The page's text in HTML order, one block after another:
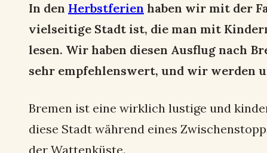
In den Herbstferien haben wir mit der
vielseitige Stadt ist, die man mit
lesen. Wir haben diesen Ausflug nach
sehr empfehlenswert, und wir werden
Bremen ist eine wirklich lustige und
diese Stadt während eines
der Wattenküste.